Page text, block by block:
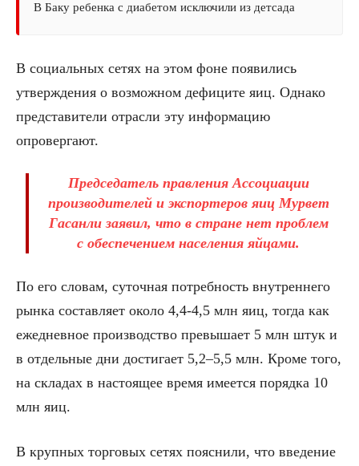
В Баку ребенка с диабетом исключили из детсада
В социальных сетях на этом фоне появились
утверждения о возможном дефиците яиц. Однако
представители отрасли эту информацию
опровергают.
Председатель правления Ассоциации
производителей и экспортеров яиц Мурвет
Гасанли заявил, что в стране нет проблем
с обеспечением населения яйцами.
По его словам, суточная потребность внутреннего
рынка составляет около 4,4-4,5 млн яиц, тогда как
ежедневное производство превышает 5 млн штук и
в отдельные дни достигает 5,2–5,5 млн. Кроме того,
на складах в настоящее время имеется порядка 10
млн яиц.
В крупных торговых сетях пояснили, что введение